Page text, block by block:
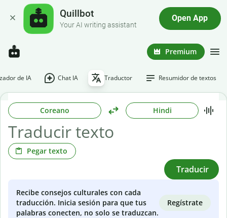
Quillbot
Your AI writing assistant
Open App
Premium
de IA Chat IA Traductor Resumidor de textos
Coreano Hindi
Pegar texto
Traducir
Recibe consejos culturales con cada
traducción. Inicia sesión para que tus
palabras conecten, no solo se traduzcan.
Regístrate